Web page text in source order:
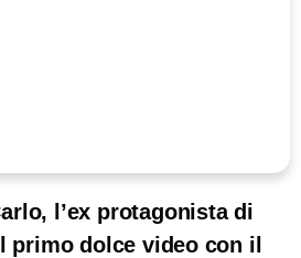
l’ex protagonista di
primo dolce video con il